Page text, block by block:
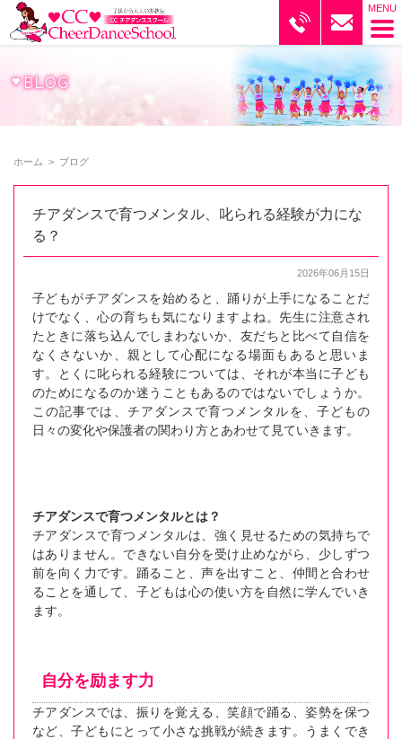
ブログ｜CCチアダンススクール
ホーム > ブログ
チアダンスで育つメンタル、叱られる経験が力にな
る？
2026年06月15日
子どもがチアダンスを始めると、踊りが上手になることだ
けでなく、心の育ちも気になりますよね。先生に注意され
たときに落ち込んでしまわないか、友だちと比べて自信を
なくさないか、親として心配になる場面もあると思いま
す。とくに叱られる経験については、それが本当に子ども
のためになるのか迷うこともあるのではないでしょうか。
この記事では、チアダンスで育つメンタルを、子どもの
日々の変化や保護者の関わり方とあわせて見ていきます。
チアダンスで育つメンタルとは？
チアダンスで育つメンタルは、強く見せるための気持ちで
はありません。できない自分を受け止めながら、少しずつ
前を向く力です。踊ること、声を出すこと、仲間と合わせ
ることを通して、子どもは心の使い方を自然に学んでいき
ます。
自分を励ます力
チアダンスでは、振りを覚える、笑顔で踊る、姿勢を保つ
など、子どもにとって小さな挑戦が続きます。うまくでき